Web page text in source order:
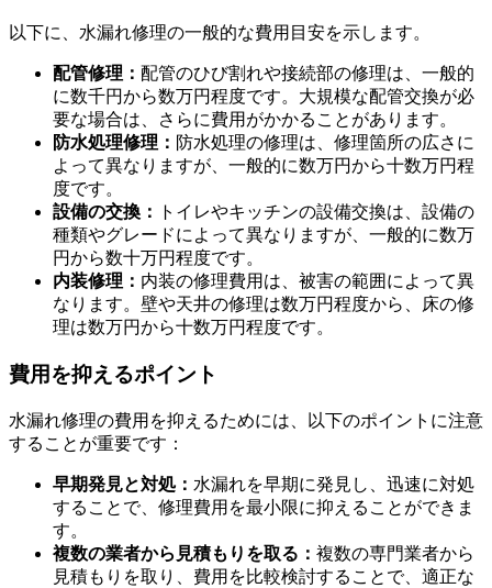
管理会社や専門業者への連絡
水漏れ後の対応
以下に、水漏れ修理の一般的な費用目安を示します。
配管修理： 配管のひび割れや接続部の修理は、一般的
に数千円から数万円程度です。大規模な配管交換が必
要な場合は、さらに費用がかかることがあります。
防水処理修理： 防水処理の修理は、修理箇所の広さに
よって異なりますが、一般的に数万円から十数万円程
度です。
設備の交換：
トイレやキッチンの設備交換は、設備の
種類やグレードによって異なりますが、一般的に数万
円から数十万円程度です。
内装修理： 内装の修理費用は、被害の範囲によって異
なります。壁や天井の修理は数万円程度から、床の修
理は数万円から十数万円程度です。
費用を抑えるポイント
水漏れ修理の費用を抑えるためには、以下のポイントに注意
することが重要です：
早期発見と対処： 水漏れを早期に発見し、迅速に対処
することで、修理費用を最小限に抑えることができま
す。
複数の業者から見積もりを取る： 複数の専門業者から
見積もりを取り、費用を比較検討することで、適正な